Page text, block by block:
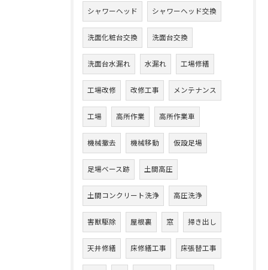
シャワーヘッド シャワーヘッド交換
洗面化粧台交換 洗面台交換
洗面台水漏れ 水漏れ 工場修繕
工場改修 改修工事 メンテナンス
工場 高所作業 高所作業車
機械撤去 機械移動 仮設足場
足場ベース跡 土間高圧
土間コンクリート洗浄 高圧洗浄
害獣駆除 屋根裏 窓 掃き出し
天井修繕 床修繕工事 床張替工事